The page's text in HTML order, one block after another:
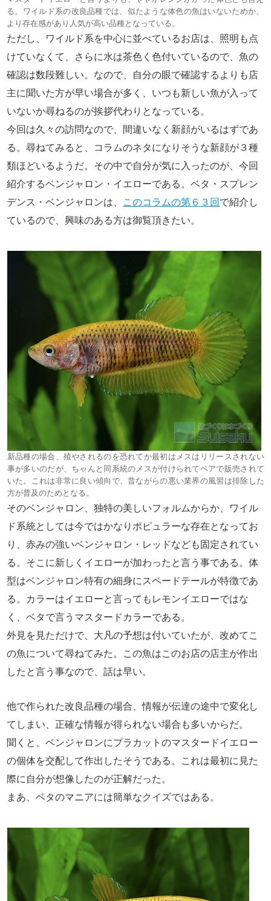
る。ワイルド系の改良品種では、似たような体色の魚はいないためか、
より存在感があり人気が高い品種となっている。
ただし、ワイルド系を中心に並べているお店は、照明も点
けていなくて、さらに水は茶色く色付いているので、魚の
確認は数段難しい。なので、自分の眼で確認するよりも店
主に聞いた方が早い場合が多く、いつも新しい魚が入って
いないか尋ねるのが挨拶代わりとなっている。
今回は久々の訪問なので、間違いなく新顔がいるはずであ
る。尋ねてみると、コラムのネタになりそうな新顔が３種
類ほどいるようだ。その中で自分が気に入ったのが、今回
紹介するベンジャロン・イエローである。ベタ・スプレン
デンス・ベンジャロンは、
このコラムの第６３回 で紹介し
ているので、興味のある方は御覧頂きたい。
新品種の場合、殖やされるのを恐れてか最初はメスはリリースされない
事が多いのだが、ちゃんと同系統のメスが付けられてペアで販売されて
いた。これは非常に良い傾向で、昔ながらの悪い業界の風習は排除した
方が普及のためとなる。
そのベンジャロン、独特の美しいフォルムからか、ワイル
ド系統としては今ではかなりポピュラーな存在となってお
り、赤みの強いベンジャロン・レッドなども固定されてい
る。そこに新しくイエローが加わったと言う事である。体
型はベンジャロン特有の細身にスペードテールが特徴であ
る。カラーはイエローと言ってもレモンイエローではな
く、ベタで言うマスタードカラーである。
外見を見ただけで、大凡の予想は付いていたが、改めてこ
の魚について尋ねてみた。この魚はこのお店の店主が作出
したと言う事なので、話は早い。
他で作られた改良品種の場合、情報が伝達の途中で変化し
てしまい、正確な情報が得られない場合も多いからだ。
聞くと、ベンジャロンにプラカットのマスタードイエロー
の個体を交配して作出したそうである。これは最初に見た
際に自分が想像したのが正解だった。
まあ、ベタのマニアには簡単なクイズではある。